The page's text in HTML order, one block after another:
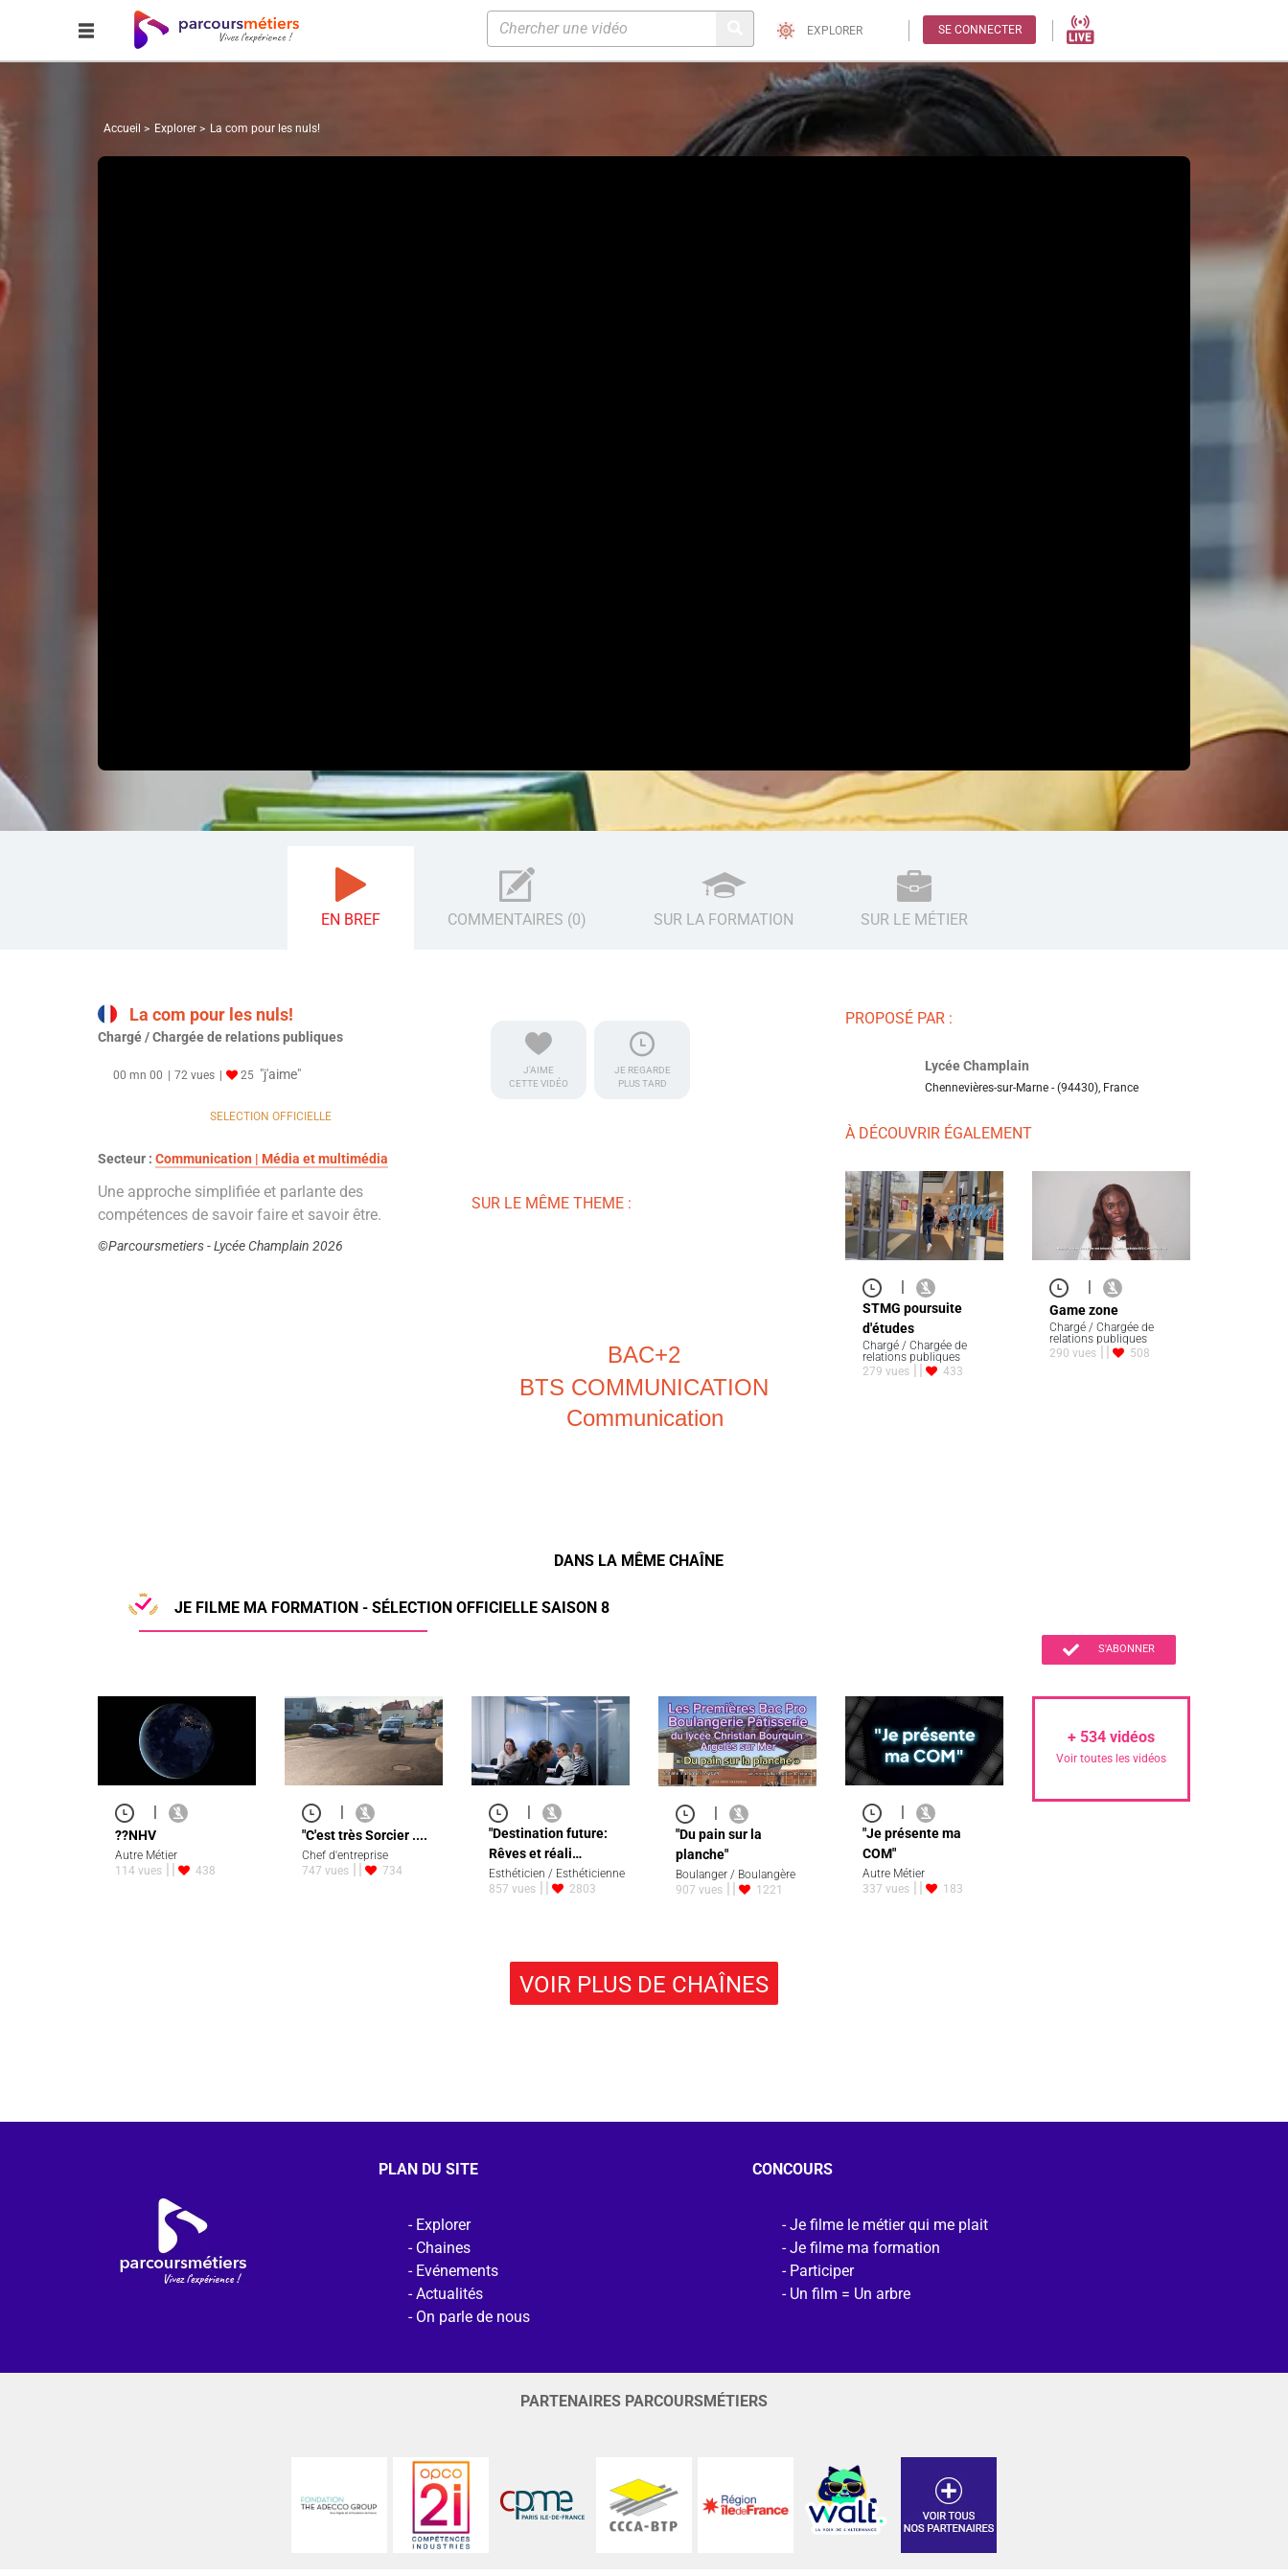
EXPLORER SE CONNECTER
Accueil Explorer La com pour les nuls!
EN BREF COMMENTAIRES (0) SUR LA FORMATION SUR LE MÉTIER
La com pour les nuls!
Chargé / Chargée de relations publiques
00 mn 00 72 vues 25 "j'aime"
SELECTION OFFICIELLE
Secteur : Communication | Média et multimédia
Une approche simplifiée et parlante des
compétences de savoir faire et savoir être.
©Parcoursmetiers - Lycée Champlain 2026
J'AIME
CETTE VIDÉO
JE REGARDE
PLUS TARD
SUR LE MÊME THEME :
BTS COMMUNICATION
Communication
BAC+2
PROPOSÉ PAR :
Lycée Champlain
Chennevières-sur-Marne - (94430), France
À DÉCOUVRIR ÉGALEMENT
STMG poursuite
d'études
Chargé / Chargée de
relations publiques
279 vues
433
Game zone
Chargé / Chargée de
relations publiques
290 vues
508
DANS LA MÊME CHAÎNE
JE FILME MA FORMATION - SÉLECTION OFFICIELLE SAISON 8
S'ABONNER
??NHV
Autre Métier
114 vues
438
"C'est très Sorcier ....
Chef d'entreprise
747 vues
734
"Destination future:
Rêves et réali…
Esthéticien / Esthéticienne
857 vues
2803
|
"Du pain sur la
planche"
Boulanger / Boulangère
907 vues
1221
"Je présente ma
COM"
Autre Métier
337 vues
183
+ 534 vidéos
Voir toutes les vidéos
VOIR PLUS DE CHAÎNES
PLAN DU SITE
Explorer
Chaines
Evénements
Actualités
On parle de nous
CONCOURS
Je filme le métier qui me plait
Je filme ma formation
Participer
Un film = Un arbre
PARTENAIRES PARCOURSMÉTIERS